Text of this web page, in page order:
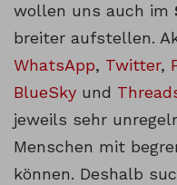
wollen uns auch im
breiter aufstellen.
WhatsApp, Twitter,
BlueSky und
jeweils sehr
Menschen mit
können. Deshalb